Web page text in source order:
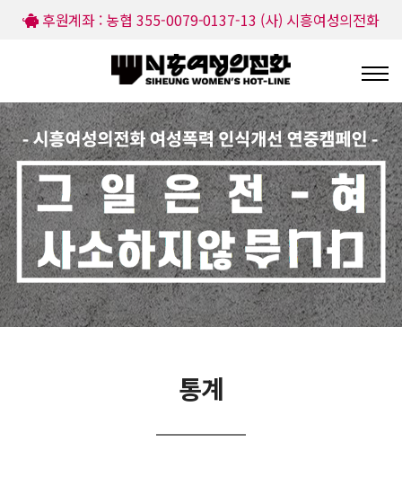
후원계좌 : 농협 355-0079-0137-13 (사) 시흥여성의전화
통계